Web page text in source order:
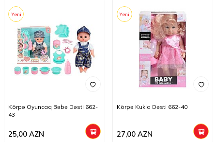
Yeni
Körpə Oyuncaq Bəbə Dəsti 662-
43
25,00 AZN
Yeni
Körpə Kukla Dəsti 662-40
27,00AZN